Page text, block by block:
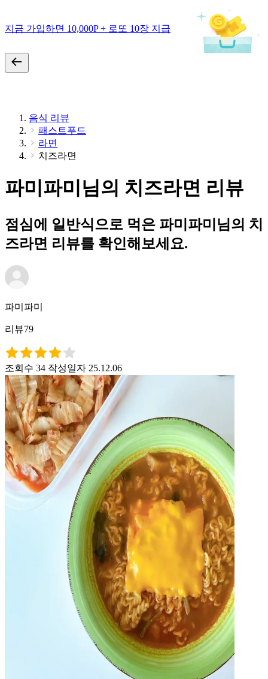
지금 가입하면 10,000P + 로또 10장 지급
음식 리뷰
패스트푸드
라면
치즈라면
파미파미님의 치즈라면 리뷰
점심에 일반식으로 먹은 파미파미님의 치
즈라면 리뷰를 확인해보세요.
파미파미
리뷰79
조회수 34 작성일자 25.12.06